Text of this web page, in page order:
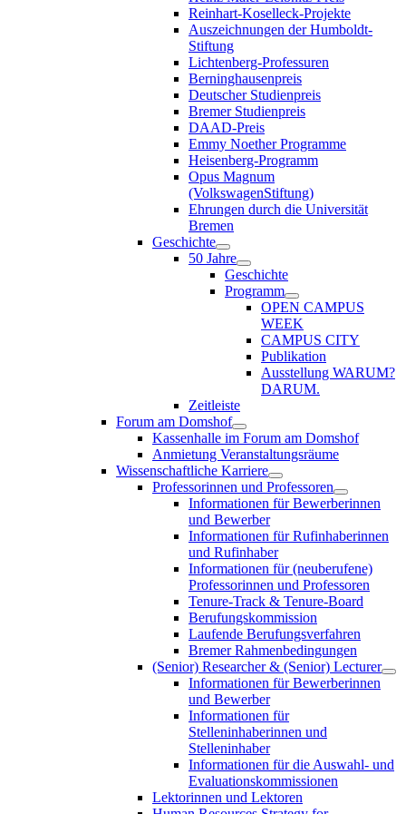
Reinhart-Koselleck-Projekte
Auszeichnungen der Humboldt-
Stiftung
Lichtenberg-Professuren
Berninghausenpreis
Deutscher Studienpreis
Bremer Studienpreis
DAAD-Preis
Emmy Noether Programme
Heisenberg-Programm
Opus Magnum
(VolkswagenStiftung)
Ehrungen durch die Universität
Bremen
Geschichte
50 Jahre
Geschichte
Programm
OPEN CAMPUS
WEEK
CAMPUS CITY
Publikation
Ausstellung WARUM?
DARUM.
Zeitleiste
Forum am Domshof
Kassenhalle im Forum am Domshof
Anmietung Veranstaltungsräume
Wissenschaftliche Karriere
Professorinnen und Professoren
Informationen für Bewerberinnen
und Bewerber
Informationen für Rufinhaberinnen
und Rufinhaber
Informationen für (neuberufene)
Professorinnen und Professoren
Tenure-Track & Tenure-Board
Berufungskommission
Laufende Berufungsverfahren
Bremer Rahmenbedingungen
(Senior) Researcher & (Senior) Lecturer
Informationen für Bewerberinnen
und Bewerber
Informationen für
Stelleninhaberinnen und
Stelleninhaber
Informationen für die Auswahl- und
Evaluationskommissionen
Lektorinnen und Lektoren